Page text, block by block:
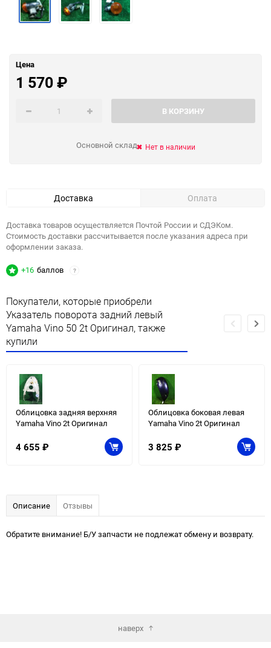
Цена
1 570₽
В КОРЗИНУ
Основной склад Нет в наличии
Доставка Оплата
Доставка товаров осуществляется Почтой России и СДЭКом.
Стоимость доставки рассчитывается после указания адреса при
оформлении заказа.
+16 баллов ?
Покупатели, которые приобрели
Указатель поворота задний левый
Yamaha Vino 50 2t Оригинал, также
купили
Облицовка задняя верхняя
Yamaha Vino 2t Оригинал
4 655 ₽
Облицовка боковая левая
Yamaha Vino 2t Оригинал
3 825 ₽
Описание Отзывы
Обратите внимание! Б/У запчасти не подлежат обмену и возврату.
наверх